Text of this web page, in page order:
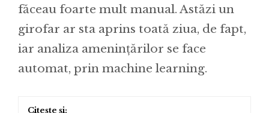
făceau foarte mult manual. Astăzi un
girofar ar sta aprins toată ziua, de fapt,
iar analiza amenințărilor se face
automat, prin machine learning.